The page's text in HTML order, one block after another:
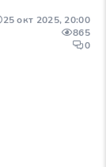
25 окт 2025, 20:00
865
0